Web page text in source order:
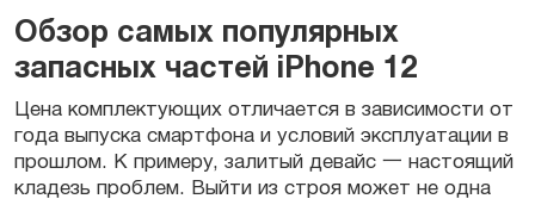
Обзор самых популярных
запасных частей iPhone 12
Цена комплектующих отличается в зависимости от
года выпуска смартфона и условий эксплуатации в
прошлом. К примеру, залитый девайс 一 настоящий
кладезь проблем. Выйти из строя может не одна